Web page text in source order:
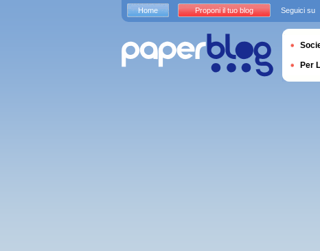
Home Proponi il tuo blog Seguici su
Per